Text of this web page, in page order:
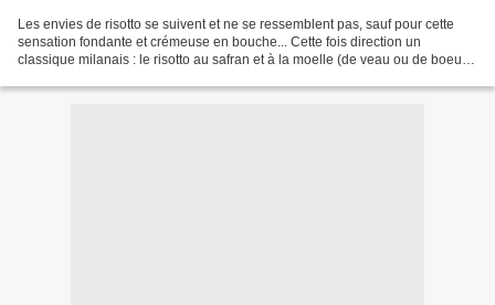
Les envies de risotto se suivent et ne se ressemblent pas, sauf pour cette
sensation fondante et crémeuse en bouche... Cette fois direction un
classique milanais : le risotto au safran et à la moelle (de veau ou de boeuf),